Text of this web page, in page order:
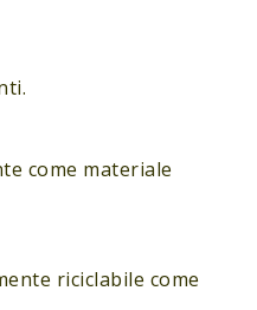
come materiale
riciclabile come